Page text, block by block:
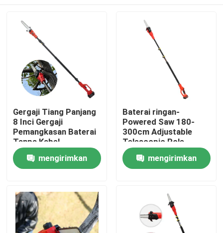
Rumah
Produk
Tentang Kami
Gergaji Tiang Panjang
8 Inci Gergaji
Pemangkasan Baterai
Tanpa Kabel
Jangkauan Tinggi
mengirimkan
Baterai ringan-
Powered Saw 180-
300cm Adjustable
Telescopic Pole
Chainsaw
mengirimkan